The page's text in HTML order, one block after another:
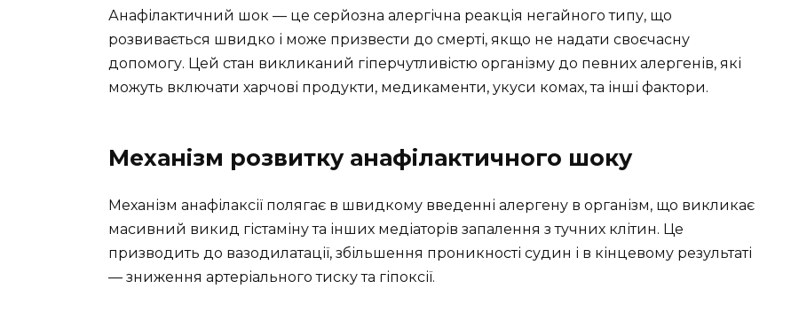
Анафілактичний шок — це серйозна алергічна реакція негайного типу, що
розвивається швидко і може призвести до смерті, якщо не надати своєчасну
допомогу. Цей стан викликаний гіперчутливістю організму до певних алергенів, які
можуть включати харчові продукти, медикаменти, укуси комах, та інші фактори.
Механізм розвитку анафілактичного шоку
Механізм анафілаксії полягає в швидкому введенні алергену в організм, що викликає
масивний викид гістаміну та інших медіаторів запалення з тучних клітин. Це
призводить до вазодилатації, збільшення проникності судин і в кінцевому результаті
— зниження артеріального тиску та гіпоксії.